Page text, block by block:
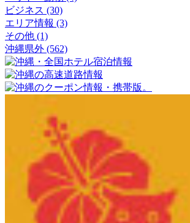
ビジネス (30)
エリア情報 (3)
その他 (1)
沖縄県外 (562)